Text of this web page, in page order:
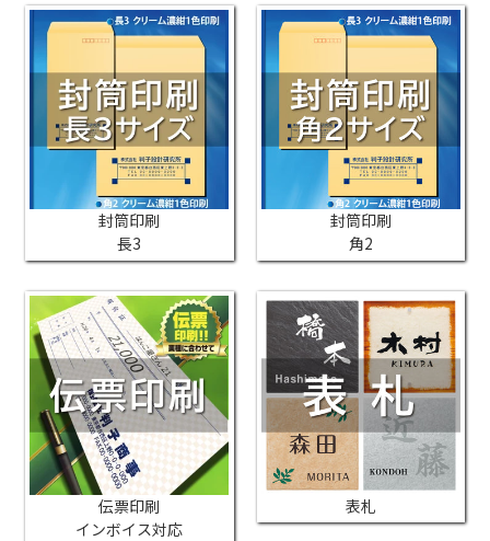
封筒印刷
長3
封筒印刷
角2
伝票印刷
インボイス対応
表札